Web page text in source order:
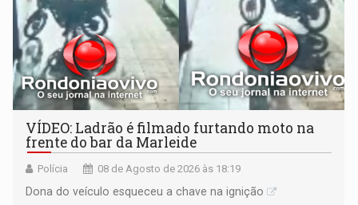
VÍDEO: Ladrão é filmado furtando moto na
frente do bar da Marleide
Polícia 08 de Agosto de 2026 às 18:19
Dona do veículo esqueceu a chave na ignição